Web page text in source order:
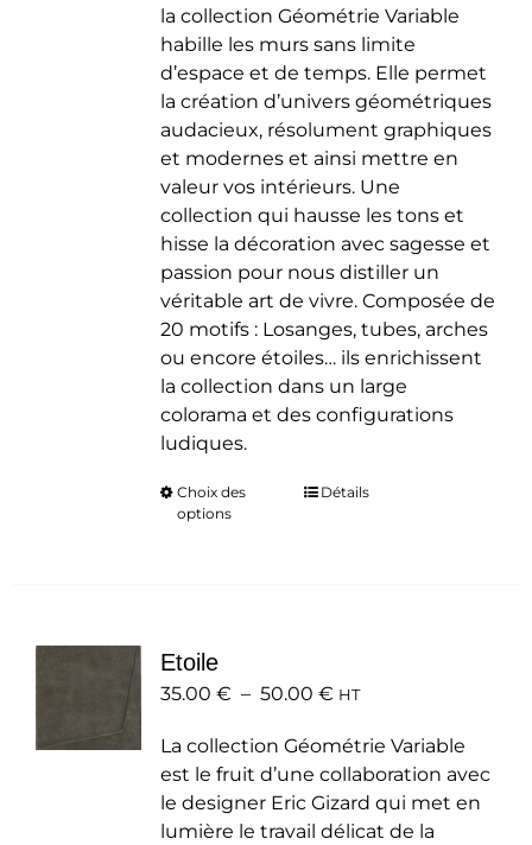
la collection Géométrie Variable
habille les murs sans limite
d’espace et de temps. Elle permet
la création d’univers géométriques
audacieux, résolument graphiques
et modernes et ainsi mettre en
valeur vos intérieurs. Une
collection qui hausse les tons et
hisse la décoration avec sagesse et
passion pour nous distiller un
véritable art de vivre. Composée de
20 motifs : Losanges, tubes, arches
ou encore étoiles… ils enrichissent
la collection dans un large
colorama et des configurations
ludiques.
Choix des
options
Ce
peuvent
choisies
sur
la
page
Détails
Etoile
35.00 € – 50.00 €Plage
prix :
35.00 €
à
50.00 €
HT
La collection Géométrie Variable
est le fruit d’une collaboration avec
le designer Eric Gizard qui met en
lumière le travail délicat de la